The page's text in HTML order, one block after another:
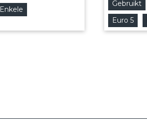
Enkele
Gebruikt
Euro 5